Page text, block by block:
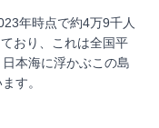
年時点で約4万9千人
おり、これは全国平
本海に浮かぶこの島
す。